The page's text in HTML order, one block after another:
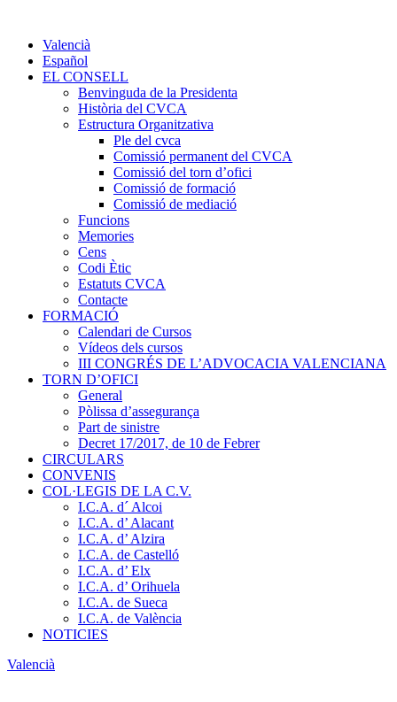
Valencià
Español
EL CONSELL
Benvinguda de la Presidenta
Història del CVCA
Estructura Organitzativa
Ple del cvca
Comissió permanent del CVCA
Comissió del torn d’ofici
Comissió de formació
Comissió de mediació
Funcions
Memories
Cens
Codi Ètic
Estatuts CVCA
Contacte
FORMACIÓ
Calendari de Cursos
Vídeos dels cursos
III CONGRÉS DE L’ADVOCACIA VALENCIANA
TORN D’OFICI
General
Pòlissa d’assegurança
Part de sinistre
Decret 17/2017, de 10 de Febrer
CIRCULARS
CONVENIS
COL·LEGIS DE LA C.V.
I.C.A. d´ Alcoi
I.C.A. d’ Alacant
I.C.A. d’ Alzira
I.C.A. de Castelló
I.C.A. d’ Elx
I.C.A. d’ Orihuela
I.C.A. de Sueca
I.C.A. de València
NOTICIES
Valencià